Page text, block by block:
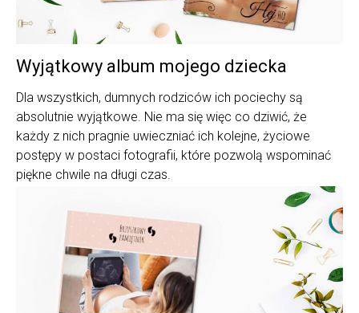
Wyjątkowy album mojego dziecka
Dla wszystkich, dumnych rodziców ich pociechy są
absolutnie wyjątkowe. Nie ma się więc co dziwić, że
każdy z nich pragnie uwieczniać ich kolejne, życiowe
postępy w postaci fotografii, które pozwolą wspominać
piękne chwile na długi czas.